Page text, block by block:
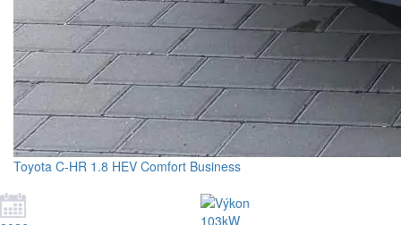
Toyota C-HR 1.8 HEV Comfort Business
103kW